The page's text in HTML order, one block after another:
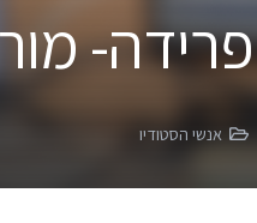
פרידה-
אנשי הסטודיו